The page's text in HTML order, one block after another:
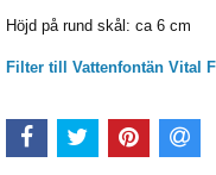
Höjd på rund skål: ca 6 cm
Filter till Vattenfontän Vital